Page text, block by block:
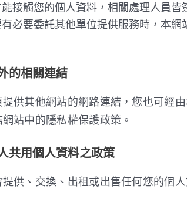
接觸您的個人資料，相關處理人員
必要委託其他單位提供服務時，本
的相關連結
供其他網站的網路連結，您也可經
站中的隱私權保護政策。
共用個人資料之政策
供、交換、出租或出售任何您的個